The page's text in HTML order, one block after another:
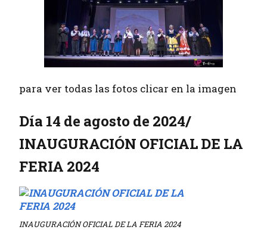
para ver todas las fotos clicar en la imagen
Día 14 de agosto de 2024/
INAUGURACIÓN OFICIAL DE LA
FERIA 2024
INAUGURACIÓN OFICIAL DE LA FERIA 2024